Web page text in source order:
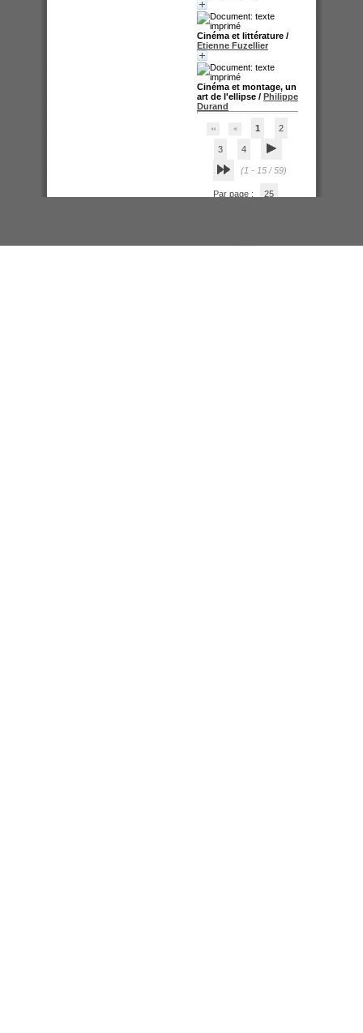
Cinéma et littérature /
Etienne Fuzellier
Cinéma et montage, un
art de l'ellipse / Philippe
Durand
1 2
3 4
(1 - 15 / 59)
Par page : 25